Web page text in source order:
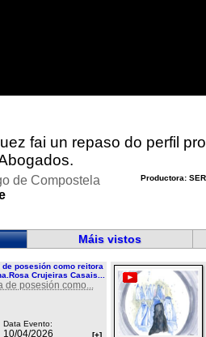
fai un repaso do perfil
Productora:
de Compostela
Máis vistos
de posesión como reitora
Crujeiras Casais...
de posesión como...
Data Evento:
10/04/2026 [+]